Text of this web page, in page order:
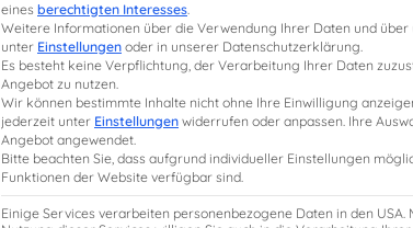
Lehrgang
Rechtsstand: 2026
eines berechtigten Interesses.
Weitere Informationen über die Verwendung Ihrer Daten und über
unter Einstellungen oder in unserer Datenschutzerklärung.
Es besteht keine Verpflichtung, der Verarbeitung Ihrer Daten
Angebot zu nutzen.
Wir können bestimmte Inhalte nicht ohne Ihre Einwilligung
jederzeit unter Einstellungen widerrufen oder anpassen. Ihre
Angebot angewendet.
Bitte beachten Sie, dass aufgrund individueller Einstellungen
Funktionen der Website verfügbar sind.
Einige Services verarbeiten personenbezogene Daten in den